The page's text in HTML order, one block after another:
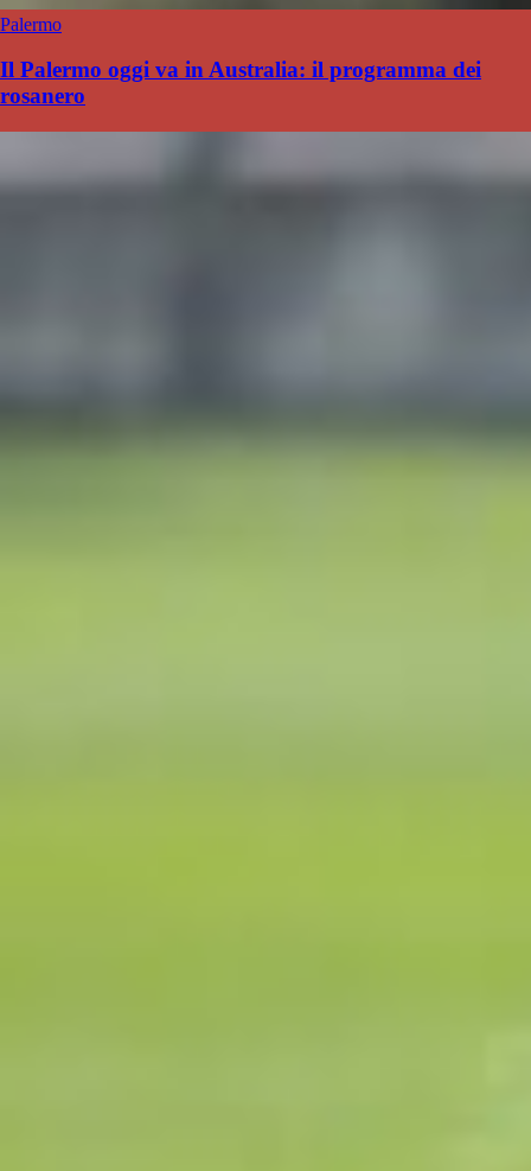
Palermo
Il Palermo oggi va in Australia: il programma dei
rosanero